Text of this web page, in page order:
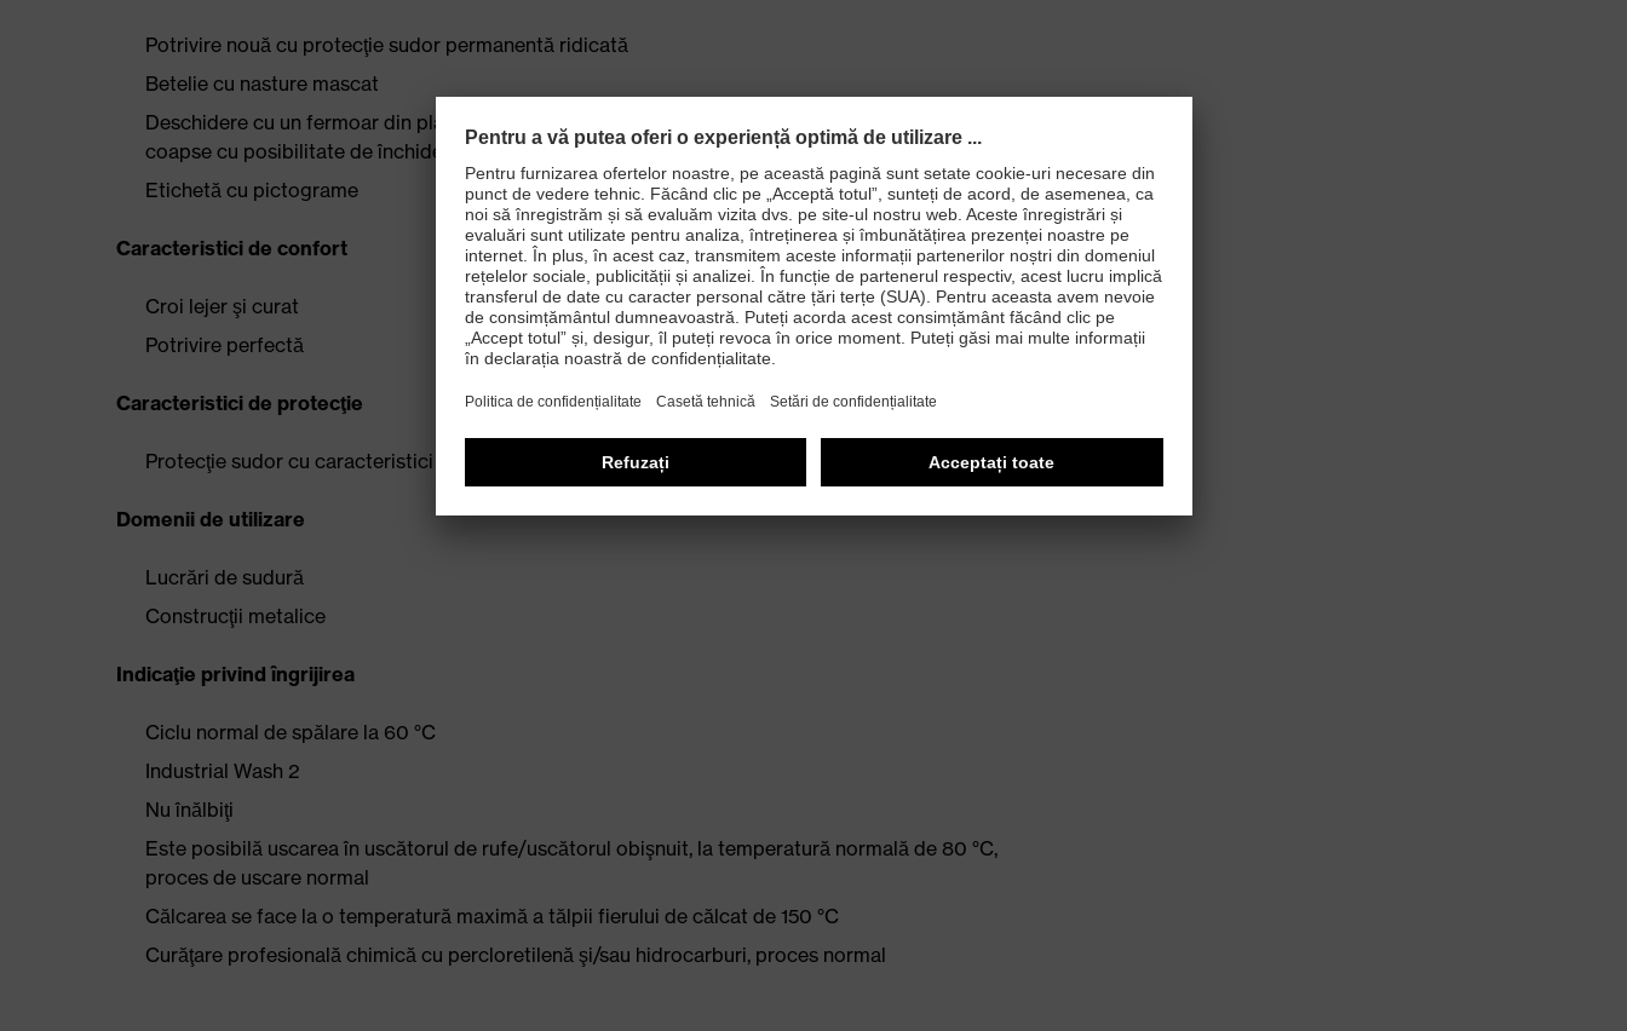
Potrivire nouă cu protecţie sudor permanentă ridicată
Betelie cu nasture mascat
Deschidere cu un fermoar din plastic, buzunare laterale şi câte un buzunar la spate şi unul pe
coapse cu posibilitate de închidere
Etichetă cu pictograme
Caracteristici de confort
Croi lejer şi curat
Potrivire perfectă
Caracteristici de protecţie
Protecţie sudor cu caracteristici de ignifugare suplimentare
Domenii de utilizare
Lucrări de sudură
Construcţii metalice
Indicaţie privind îngrijirea
Ciclu normal de spălare la 60 °C
Industrial Wash 2
Nu înălbiţi
Este posibilă uscarea în uscătorul de rufe/uscătorul obişnuit, la temperatură normală de 80 °C,
proces de uscare normal
Călcarea se face la o temperatură maximă a tălpii fierului de călcat de 150 °C
Curăţare profesională chimică cu percloretilenă şi/sau hidrocarburi, proces normal